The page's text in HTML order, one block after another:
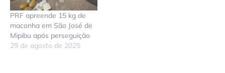
PRF apreende 15 kg de
maconha em São José de
Mipibu após perseguição
29 de agosto de 2025